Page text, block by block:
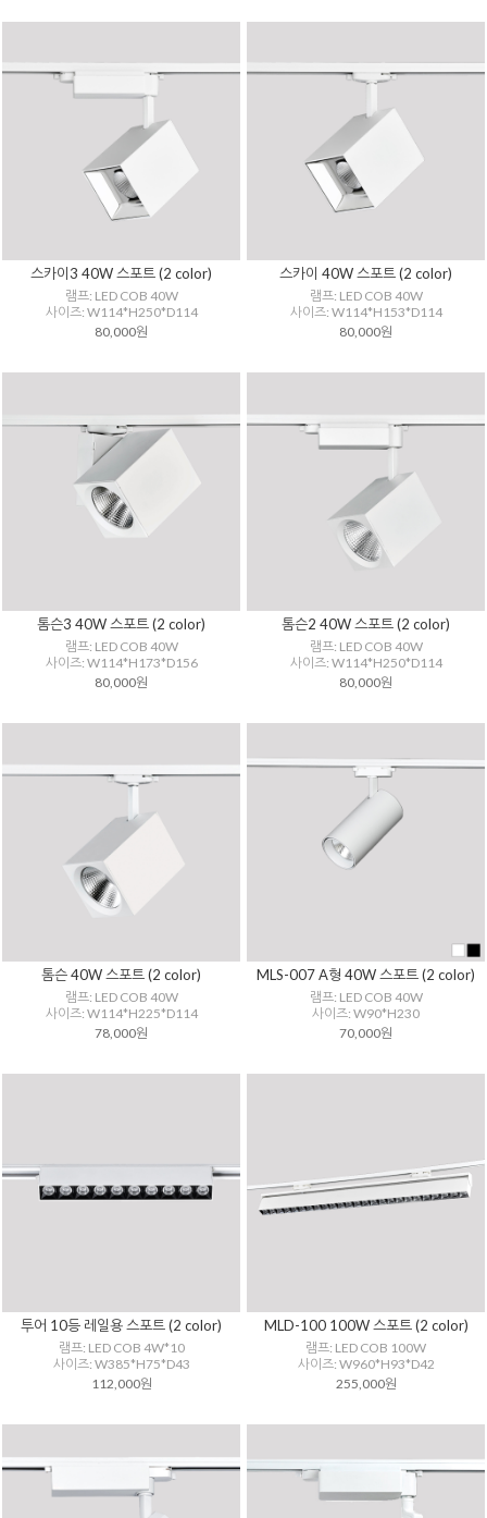
스카이3 40W 스포트 (2 color)
램프: LED COB 40W
사이즈: W114*H250*D114
80,000원
스카이 40W 스포트 (2 color)
램프: LED COB 40W
사이즈: W114*H153*D114
80,000원
톰슨3 40W 스포트 (2 color)
램프: LED COB 40W
사이즈: W114*H173*D156
80,000원
톰슨2 40W 스포트 (2 color)
램프: LED COB 40W
사이즈: W114*H250*D114
80,000원
톰슨 40W 스포트 (2 color)
램프: LED COB 40W
사이즈: W114*H225*D114
78,000원
MLS-007 A형 40W 스포트 (2 color)
램프: LED COB 40W
사이즈: W90*H230
70,000원
투어 10등 레일용 스포트 (2 color)
램프: LED COB 4W*10
사이즈: W385*H75*D43
112,000원
MLD-100 100W 스포트 (2 color)
램프: LED COB 100W
사이즈: W960*H93*D42
255,000원